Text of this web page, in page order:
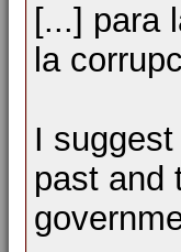
[...] para
la
I
past and